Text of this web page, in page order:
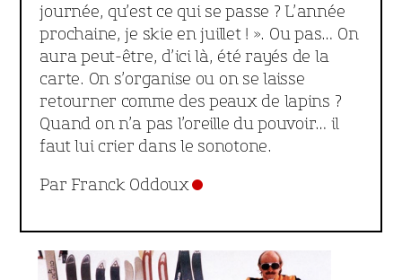
journée, qu’est ce qui se passe ? L’année
prochaine, je skie en juillet ! ». Ou pas… On
aura peut-être, d’ici là, été rayés de la
carte. On s’organise ou on se laisse
retourner comme des peaux de lapins ?
Quand on n’a pas l’oreille du pouvoir… il
faut lui crier dans le sonotone.
Par Franck Oddoux